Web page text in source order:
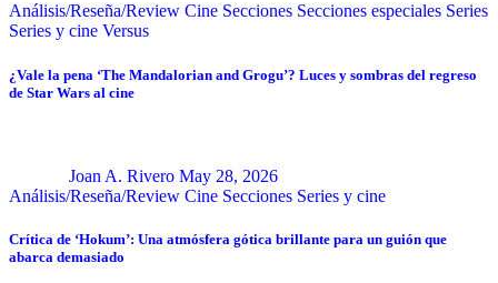
Análisis/Reseña/Review Cine Secciones Secciones especiales Series
Series y cine Versus
¿Vale la pena ‘The Mandalorian and Grogu’? Luces y sombras del regreso
de Star Wars al cine
Joan A. Rivero May 28, 2026
Análisis/Reseña/Review Cine Secciones Series y cine
Crítica de ‘Hokum’: Una atmósfera gótica brillante para un guión que
abarca demasiado